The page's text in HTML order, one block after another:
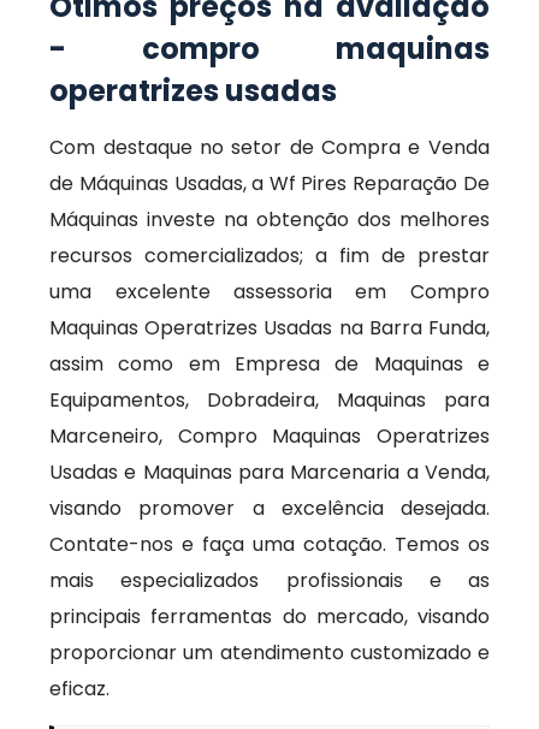
- compro maquinas
operatrizes usadas
Com destaque no setor de Compra e Venda
de Máquinas Usadas, a Wf Pires Reparação De
Máquinas investe na obtenção dos melhores
recursos comercializados; a fim de prestar
uma excelente assessoria em Compro
Maquinas Operatrizes Usadas na Barra Funda,
assim como em Empresa de Maquinas e
Equipamentos, Dobradeira, Maquinas para
Marceneiro, Compro Maquinas Operatrizes
Usadas e Maquinas para Marcenaria a Venda,
visando promover a excelência desejada.
Contate-nos e faça uma cotação. Temos os
mais especializados profissionais e as
principais ferramentas do mercado, visando
proporcionar um atendimento customizado e
eficaz.